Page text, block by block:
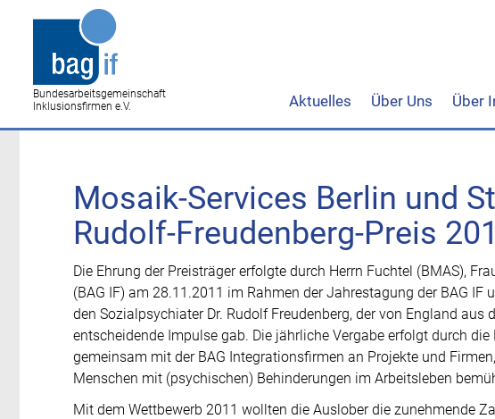
Bundesarbeitsgemeinschaft
Inklusionsfirmen e.V.
Aktuelles Über Uns Über
Mosaik-Services Berlin und
Rudolf-Freudenberg-Preis
Die Ehrung der Preisträger erfolgte durch Herrn Fuchtel (BMAS),
(BAG IF) am 28.11.2011 im Rahmen der Jahrestagung der BAG IF
den Sozialpsychiater Dr. Rudolf Freudenberg, der von England
entscheidende Impulse gab. Die jährliche Vergabe erfolgt durch die
gemeinsam mit der BAG Integrationsfirmen an Projekte und
Menschen mit (psychischen) Behinderungen im Arbeitsleben
Mit dem Wettbewerb 2011 wollten die Auslober die zunehmende